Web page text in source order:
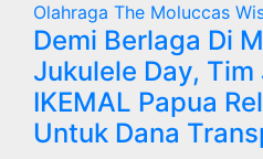
Olahraga The Moluccas
Demi Berlaga Di
Jukulele Day, Tim
IKEMAL Papua
Untuk Dana